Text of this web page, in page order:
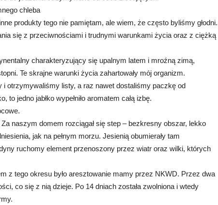
chleba
produkty tego nie pamiętam, ale wiem, że często byliśmy głodni.
się z przeciwnościami i trudnymi warunkami życia oraz z ciężką
charakteryzujący się upalnym latem i mroźną zimą,
Te skrajne warunki życia zahartowały mój organizm.
otrzymywaliśmy listy, a raz nawet dostaliśmy paczkę od
to jedno jabłko wypełniło aromatem całą izbę.
Za naszym domem rozciągał się step – bezkresny obszar, lekko
jak na pełnym morzu. Jesienią obumierały tam
ruchomy element przenoszony przez wiatr oraz wilki, których
z tego okresu było aresztowanie mamy przez NKWD. Przez dwa
co się z nią dzieje. Po 14 dniach została zwolniona i wtedy